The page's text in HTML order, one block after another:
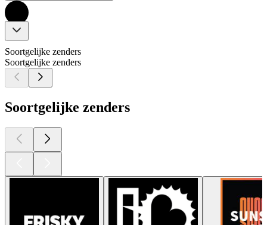
Soortgelijke zenders
Soortgelijke zenders
Soortgelijke zenders